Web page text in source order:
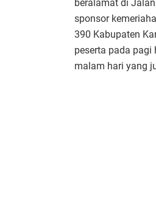
beralamat di
sponsor
390 Kabupaten
peserta pada
malam hari yang